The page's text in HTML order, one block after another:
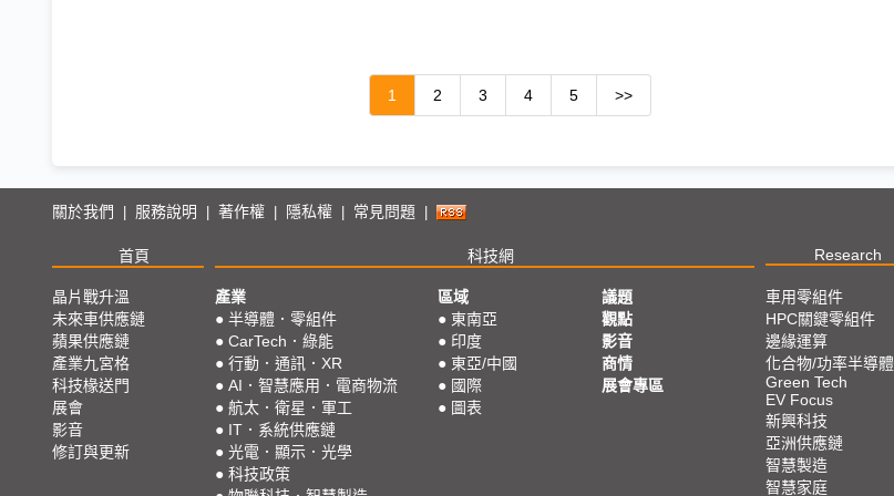
1 2 3 4 5 >>
關於我們 服務說明 著作權 隱私權 常見問題
首頁 科技網 Research
晶片戰升溫
未來車供應鏈
蘋果供應鏈
產業九宮格
科技椽送門
展會
影音
修訂與更新
產業
● 半導體．零組件
● CarTech．綠能
● 行動．通訊．XR
● AI．智慧應用．電商物流
● 航太．衛星．軍工
● IT．系統供應鏈
● 光電．顯示．光學
● 科技政策
區域
● 東南亞
● 印度
● 東亞/中國
● 國際
● 圖表
議題
觀點
影音
商情
展會專區
車用零組件
HPC關鍵零組件
邊緣運算
化合物/功率半導體
Green Tech
EV Focus
新興科技
亞洲供應鏈
智慧製造
智慧家庭